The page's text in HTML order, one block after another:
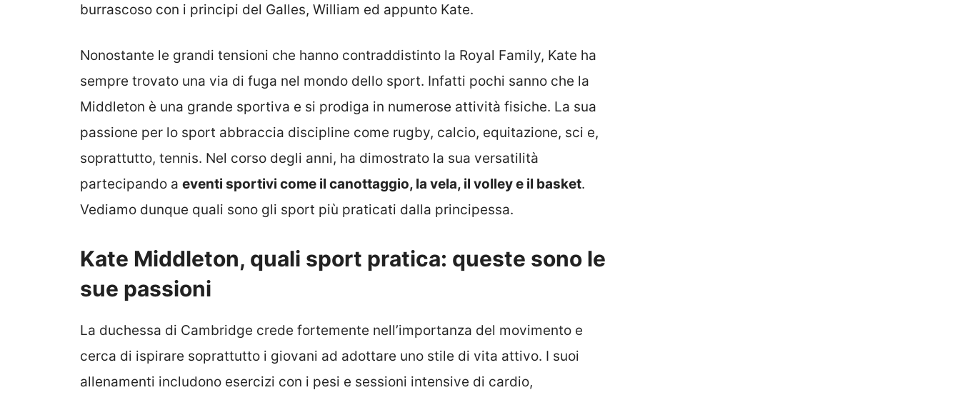
burrascoso con i principi del Galles, William ed appunto Kate.
Nonostante le grandi tensioni che hanno contraddistinto la Royal Family, Kate ha
sempre trovato una via di fuga nel mondo dello sport. Infatti pochi sanno che la
Middleton è una grande sportiva e si prodiga in numerose attività fisiche. La sua
passione per lo sport abbraccia discipline come rugby, calcio, equitazione, sci e,
soprattutto, tennis. Nel corso degli anni, ha dimostrato la sua versatilità
partecipando a eventi sportivi come il canottaggio, la vela, il volley e il basket.
Vediamo dunque quali sono gli sport più praticati dalla principessa.
Kate Middleton, quali sport pratica: queste sono le
sue passioni
La duchessa di Cambridge crede fortemente nell’importanza del movimento e
cerca di ispirare soprattutto i giovani ad adottare uno stile di vita attivo. I suoi
allenamenti includono esercizi con i pesi e sessioni intensive di cardio,